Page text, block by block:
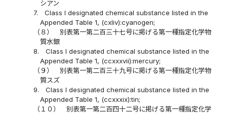
シアン
7.
Class I designated chemical substance listed in the
Appended Table 1, (cxliv):cyanogen;
（８）
別表第一第二百三十七号に掲げる第一種指定化学物
質水銀
8.
Class I designated chemical substance listed in the
Appended Table 1, (ccxxxvii):mercury;
（９）
別表第一第二百三十九号に掲げる第一種指定化学物
質スズ
9.
Class I designated chemical substance listed in the
Appended Table 1, (ccxxxix):tin;
（１０）
別表第一第二百四十二号に掲げる第一種指定化学